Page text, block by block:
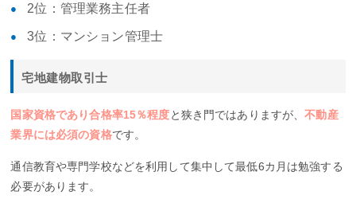
2位：管理業務主任者
3位：マンション管理士
宅地建物取引士
国家資格であり合格率15％程度と狭き門ではありますが、不動産
業界には必須の資格です。
通信教育や専門学校などを利用して集中して最低6カ月は勉強する
必要があります。